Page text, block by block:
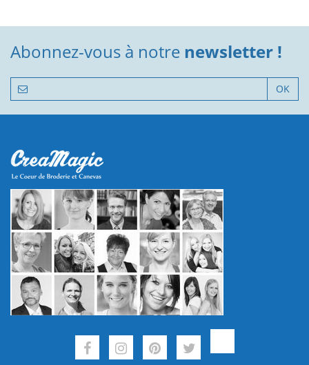
Abonnez-vous à notre newsletter !
OK